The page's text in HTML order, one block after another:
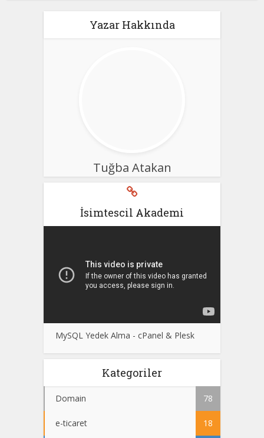
Yazar Hakkında
Tuğba Atakan
İsimtescil Akademi
MySQL Yedek Alma - cPanel & Plesk
Kategoriler
Domain 78
e-ticaret 18